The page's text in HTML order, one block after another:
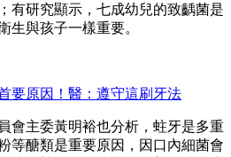
有研究顯示，七成幼兒的致齲菌是
生與孩子一樣重要。
要原因！醫：遵守這刷牙法
會主委黃明裕也分析，蛀牙是多重
等醣類是重要原因，因口內細菌會